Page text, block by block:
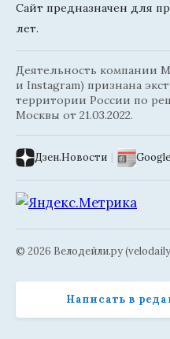
Сайт предназначен для
лет.
Деятельность компании
и Instagram) признана
территории России по
Москвы от 21.03.2022.
Дзен.Новости
© 2026 Велодейли.ру
Написать в